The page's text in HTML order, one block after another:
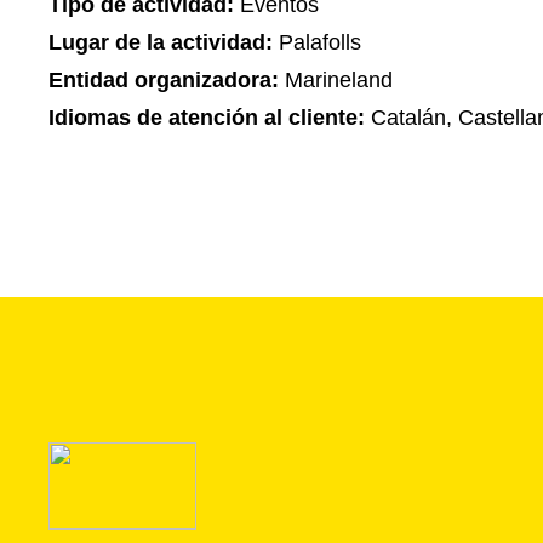
Tipo de actividad: Eventos
Lugar de la actividad: Palafolls
Entidad organizadora: Marineland
Idiomas de atención al cliente: Catalán,